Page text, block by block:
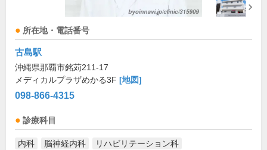
所在地・電話番号
古島駅
沖縄県那覇市銘苅211-17
メディカルプラザめかる3F [地図]
098-866-4315
診療科目
内科 脳神経内科 リハビリテーション科